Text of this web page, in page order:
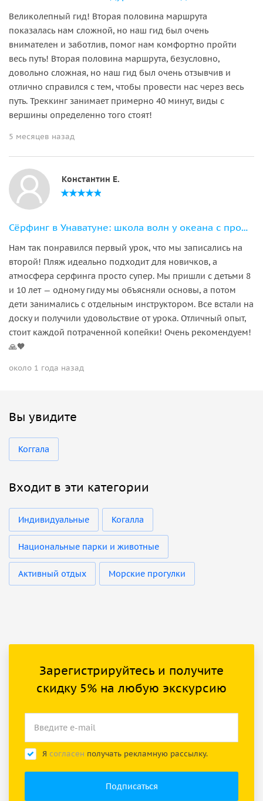
Великолепный гид! Вторая половина маршрута
показалась нам сложной, но наш гид был очень
внимателен и заботлив, помог нам комфортно пройти
весь путь! Вторая половина маршрута, безусловно,
довольно сложная, но наш гид был очень отзывчив и
отлично справился с тем, чтобы провести нас через весь
путь. Треккинг занимает примерно 40 минут, виды с
вершины определенно того стоят!
5 месяцев назад
Константин Е.
Сёрфинг в Унаватуне: школа волн у океана с профессионалами
Нам так понравился первый урок, что мы записались на
второй! Пляж идеально подходит для новичков, а
атмосфера серфинга просто супер. Мы пришли с детьми 8
и 10 лет — одному гиду мы объясняли основы, а потом
дети занимались с отдельным инструктором. Все встали на
доску и получили удовольствие от урока. Отличный опыт,
стоит каждой потраченной копейки! Очень рекомендуем!
🙏🧡
около 1 года назад
Вы увидите
Коггала
Входит в эти категории
Индивидуальные Когалла
Национальные парки и животные
Активный отдых Морские прогулки
Зарегистрируйтесь и получите
скидку 5% на любую экскурсию
Я согласен получать рекламную рассылку.